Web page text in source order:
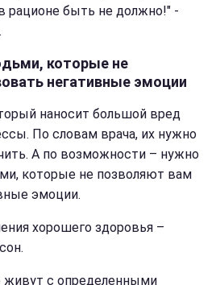
рационе быть не должно!" -
которые не
негативные эмоции
наносит большой вред
По словам врача, их нужно
А по возможности – нужно
которые не позволяют вам
эмоции.
хорошего здоровья –
с определенными